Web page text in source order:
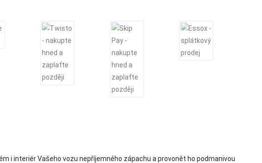
i interiér Vašeho vozu nepříjemného zápachu a provonět ho podmanivou